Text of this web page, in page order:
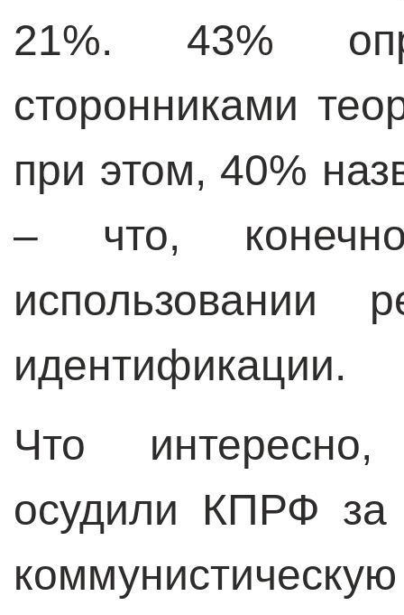
21%. 43%
сторонниками
при этом, 40%
– что,
использовании
идентификации.
Что
осудили КПРФ за